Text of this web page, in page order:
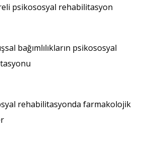
psikososyal rehabilitasyon
bağımlılıkların psikososyal
rehabilitasyonda farmakolojik